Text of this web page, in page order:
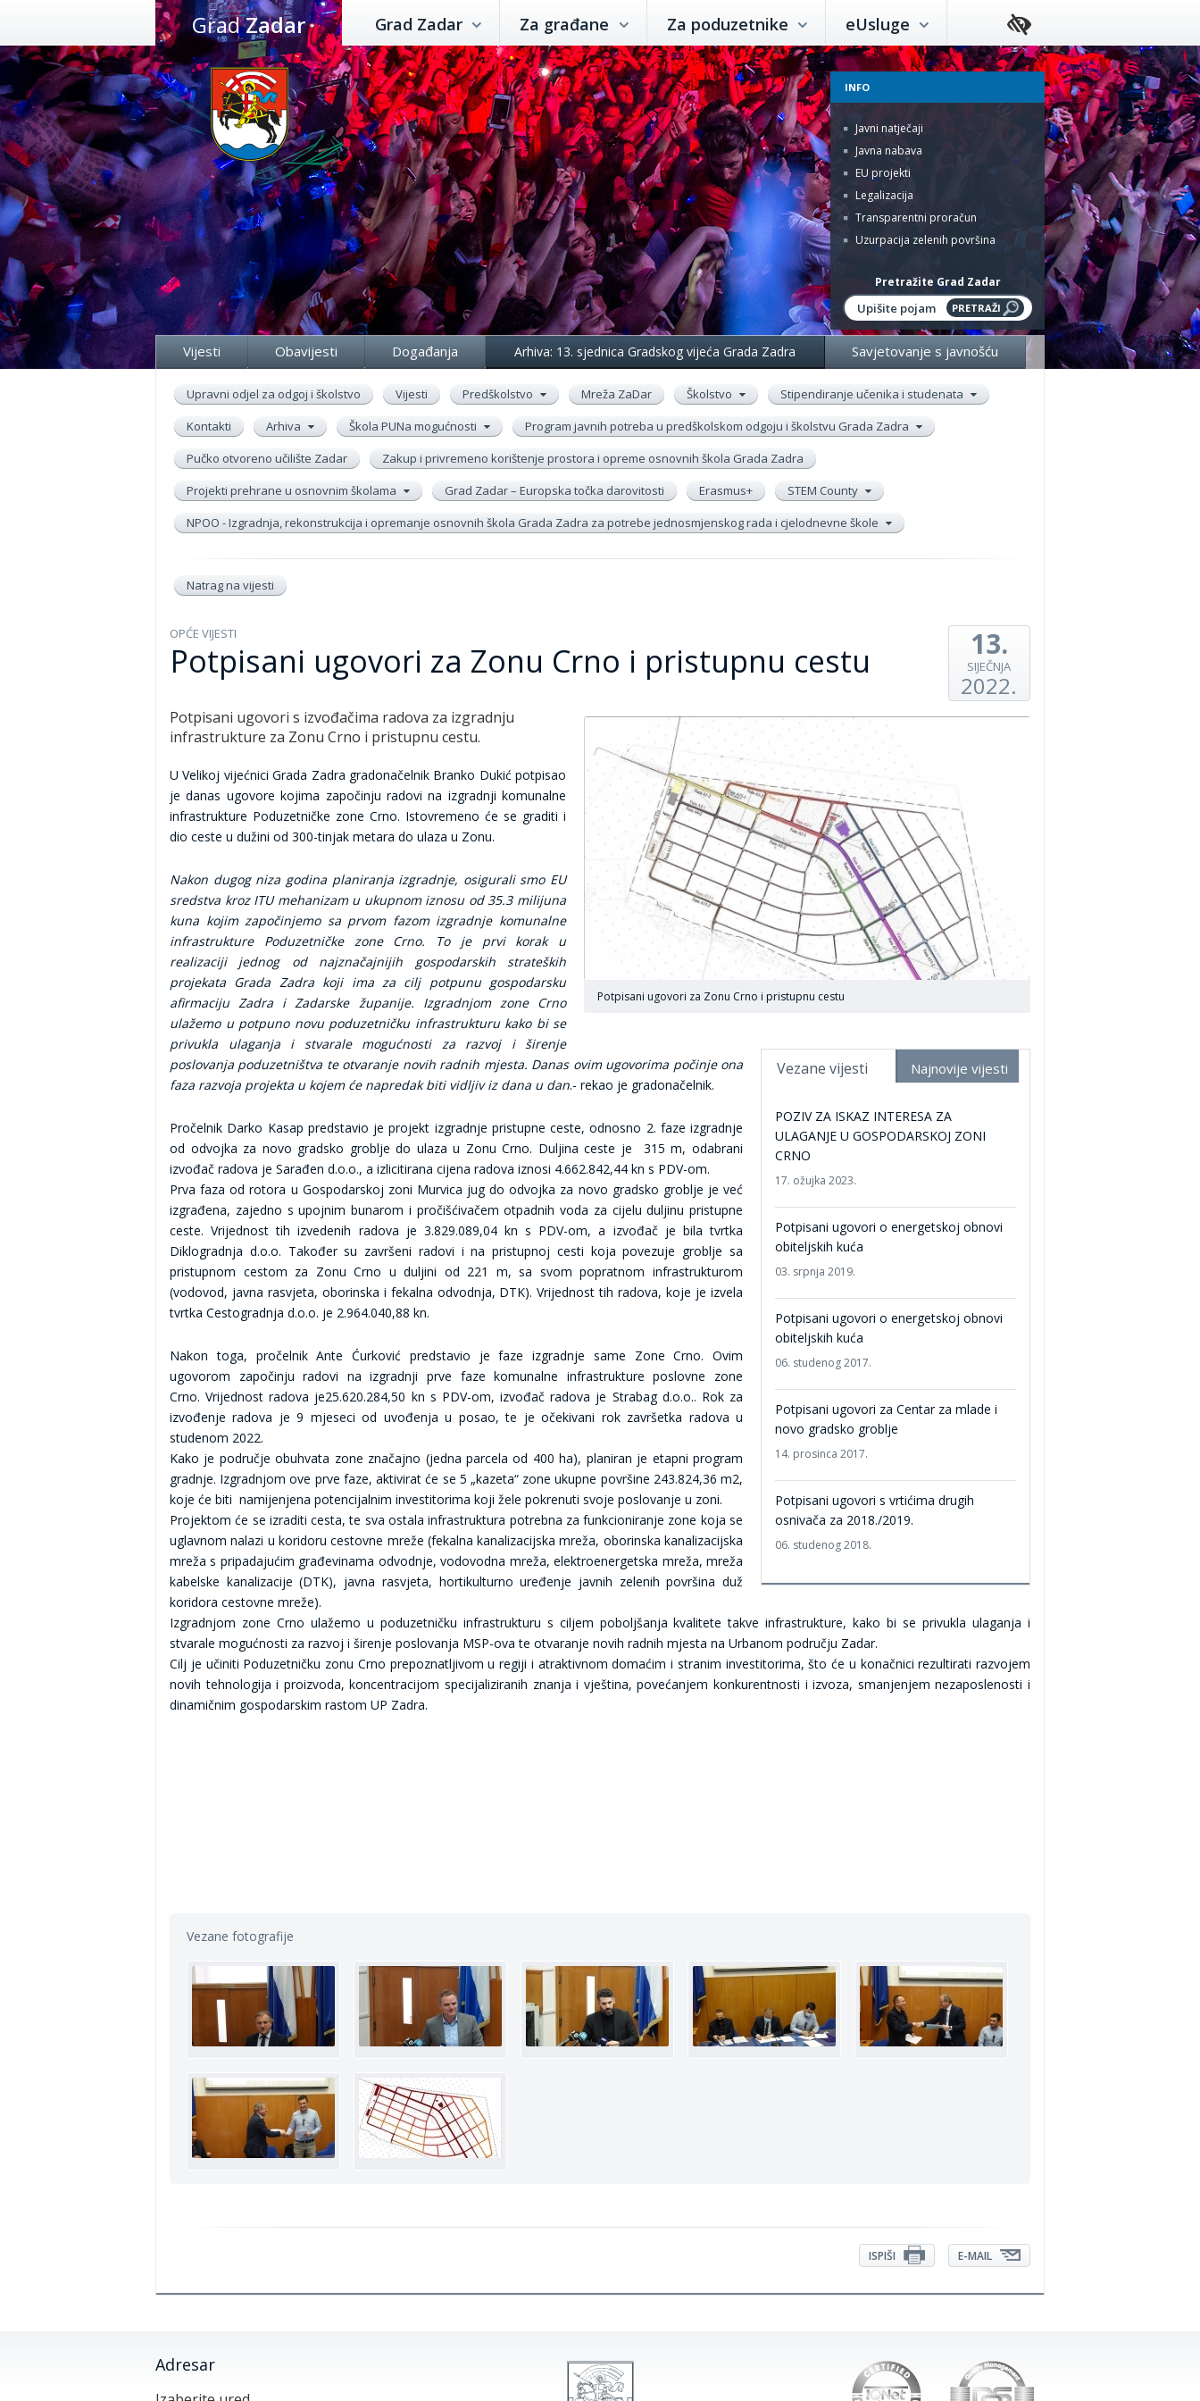
Preskoči
na
sadržaj
GradZadar Grad Zadar Za građane Za poduzetnike eUsluge
INFO
Javni natječaji
Javna nabava
EU projekti
Legalizacija
Transparentni proračun
Uzurpacija zelenih površina
Pretražite Grad Zadar
Vijesti Obavijesti Događanja Arhiva: 13. sjednica Gradskog vijeća Grada Zadra Savjetovanje s javnošću
Upravni odjel za odgoj i školstvo Vijesti Predškolstvo Mreža ZaDar Školstvo
Stipendiranje učenika i studenata
Kontakti
Arhiva Škola PUNa mogućnosti
Program javnih potreba u predškolskom odgoju i školstvu Grada Zadra
Pučko otvoreno učilište Zadar
Zakup i privremeno korištenje prostora i opreme osnovnih škola Grada Zadra
Projekti prehrane u osnovnim školama
Grad Zadar – Europska točka darovitosti Erasmus+
STEM County
NPOO - Izgradnja, rekonstrukcija i opremanje osnovnih škola Grada Zadra za potrebe jednosmjenskog rada i cjelodnevne škole
Natrag na vijesti
OPĆE VIJESTI
Potpisani ugovori za Zonu Crno i pristupnu cestu 13.
SIJEČNJA
2022.
Potpisani ugovori za Zonu Crno i pristupnu cestu
Vezane vijesti Najnovije vijesti
POZIV ZA ISKAZ INTERESA ZA
ULAGANJE U GOSPODARSKOJ ZONI
CRNO
17. ožujka 2023.
Potpisani ugovori o energetskoj obnovi
obiteljskih kuća
03. srpnja 2019.
Potpisani ugovori o energetskoj obnovi
obiteljskih kuća
06. studenog 2017.
Potpisani ugovori za Centar za mlade i
novo gradsko groblje
14. prosinca 2017.
Potpisani ugovori s vrtićima drugih
osnivača za 2018./2019.
06. studenog 2018.
Potpisani ugovori s izvođačima radova za izgradnju
infrastrukture za Zonu Crno i pristupnu cestu.
U Velikoj vijećnici Grada Zadra gradonačelnik Branko Dukić potpisao
je danas ugovore kojima započinju radovi na izgradnji komunalne
infrastrukture Poduzetničke zone Crno. Istovremeno će se graditi i
dio ceste u dužini od 300-tinjak metara do ulaza u Zonu.
Nakon dugog niza godina planiranja izgradnje, osigurali smo EU
sredstva kroz ITU mehanizam u ukupnom iznosu od 35.3 milijuna
kuna kojim započinjemo sa prvom fazom izgradnje komunalne
infrastrukture Poduzetničke zone Crno. To je prvi korak u
realizaciji jednog od najznačajnijih gospodarskih strateških
projekata Grada Zadra koji ima za cilj potpunu gospodarsku
afirmaciju Zadra i Zadarske županije. Izgradnjom zone Crno
ulažemo u potpuno novu poduzetničku infrastrukturu kako bi se
privukla ulaganja i stvarale mogućnosti za razvoj i širenje
poslovanja poduzetništva te otvaranje novih radnih mjesta. Danas ovim ugovorima počinje ona
faza razvoja projekta u kojem će napredak biti vidljiv iz dana u dan.- rekao je gradonačelnik.
Pročelnik Darko Kasap predstavio je projekt izgradnje pristupne ceste, odnosno 2. faze izgradnje
od odvojka za novo gradsko groblje do ulaza u Zonu Crno. Duljina ceste je 315 m, odabrani
izvođač radova je Sarađen d.o.o., a izlicitirana cijena radova iznosi 4.662.842,44 kn s PDV-om.
Prva faza od rotora u Gospodarskoj zoni Murvica jug do odvojka za novo gradsko groblje je već
izgrađena, zajedno s upojnim bunarom i pročišćivačem otpadnih voda za cijelu duljinu pristupne
ceste. Vrijednost tih izvedenih radova je 3.829.089,04 kn s PDV-om, a izvođač je bila tvrtka
Diklogradnja d.o.o. Također su završeni radovi i na pristupnoj cesti koja povezuje groblje sa
pristupnom cestom za Zonu Crno u duljini od 221 m, sa svom popratnom infrastrukturom
(vodovod, javna rasvjeta, oborinska i fekalna odvodnja, DTK). Vrijednost tih radova, koje je izvela
tvrtka Cestogradnja d.o.o. je 2.964.040,88 kn.
Nakon toga, pročelnik Ante Ćurković predstavio je faze izgradnje same Zone Crno. Ovim
ugovorom započinju radovi na izgradnji prve faze komunalne infrastrukture poslovne zone
Crno. Vrijednost radova je25.620.284,50 kn s PDV-om, izvođač radova je Strabag d.o.o.. Rok za
izvođenje radova je 9 mjeseci od uvođenja u posao, te je očekivani rok završetka radova u
studenom 2022.
Kako je područje obuhvata zone značajno (jedna parcela od 400 ha), planiran je etapni program
gradnje. Izgradnjom ove prve faze, aktivirat će se 5 „kazeta“ zone ukupne površine 243.824,36 m2,
koje će biti namijenjena potencijalnim investitorima koji žele pokrenuti svoje poslovanje u zoni.
Projektom će se izraditi cesta, te sva ostala infrastruktura potrebna za funkcioniranje zone koja se
uglavnom nalazi u koridoru cestovne mreže (fekalna kanalizacijska mreža, oborinska kanalizacijska
mreža s pripadajućim građevinama odvodnje, vodovodna mreža, elektroenergetska mreža, mreža
kabelske kanalizacije (DTK), javna rasvjeta, hortikulturno uređenje javnih zelenih površina duž
koridora cestovne mreže).
Izgradnjom zone Crno ulažemo u poduzetničku infrastrukturu s ciljem poboljšanja kvalitete takve infrastrukture, kako bi se privukla ulaganja i
stvarale mogućnosti za razvoj i širenje poslovanja MSP-ova te otvaranje novih radnih mjesta na Urbanom području Zadar.
Cilj je učiniti Poduzetničku zonu Crno prepoznatljivom u regiji i atraktivnom domaćim i stranim investitorima, što će u konačnici rezultirati razvojem
novih tehnologija i proizvoda, koncentracijom specijaliziranih znanja i vještina, povećanjem konkurentnosti i izvoza, smanjenjem nezaposlenosti i
dinamičnim gospodarskim rastom UP Zadra.
Vezane fotografije
E-MAIL
ISPIŠI
Adresar